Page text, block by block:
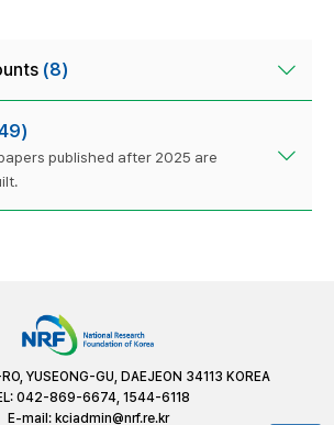
(8)
published after 2025 are
YUSEONG-GU, DAEJEON 34113 KOREA
042-869-6674, 1544-6118
E-mail: kciadmin@nrf.re.kr